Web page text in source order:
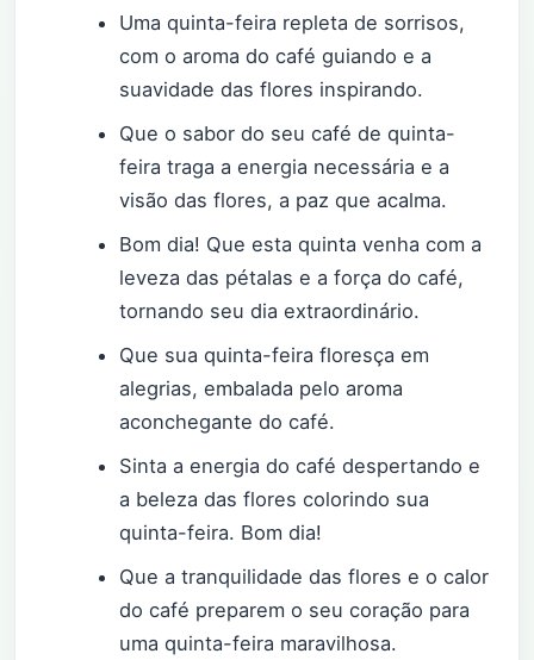
Uma quinta-feira repleta de sorrisos,
com o aroma do café guiando e a
suavidade das flores inspirando.
Que o sabor do seu café de quinta-
feira traga a energia necessária e a
visão das flores, a paz que acalma.
Bom dia! Que esta quinta venha com a
leveza das pétalas e a força do café,
tornando seu dia extraordinário.
Que sua quinta-feira floresça em
alegrias, embalada pelo aroma
aconchegante do café.
Sinta a energia do café despertando e
a beleza das flores colorindo sua
quinta-feira. Bom dia!
Que a tranquilidade das flores e o calor
do café preparem o seu coração para
uma quinta-feira maravilhosa.